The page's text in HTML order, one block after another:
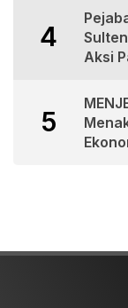
4
Aksi
5